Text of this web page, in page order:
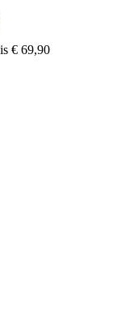
€ 69,90